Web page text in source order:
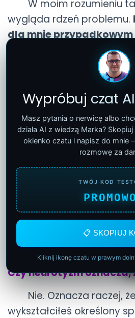
W moim rozumieniu
wygląda rdzeń problemu.
dla mnie przypadkowym
, ale skutkiem
organizacji osobowości.
grunt pod lęk, napięcie i
Czy neurotyzm można
Nie zmienia się tego
postanowieniem ani
natomiast stopniowo
mechanizmy poprzez
siebie, pracę nad
zgodą na rzeczywistość,
żądań oraz naukę życia
potrzeby kontroli. Więcej
sekcjiwychodzenie z
Czy neurotyzm oznacza,
Nie. Oznacza raczej,
wykształciłeś określony
Wypróbuj czat
Masz pytania o nerwicę albo
działa AI z wiedzą Marka?
okienko czatu i napisz do mnie
rozmowę za
TWÓJ KOD
📋 SKOPIUJ
Kliknij ikonę czatu w prawym